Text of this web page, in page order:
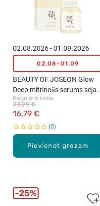
Pievienot grozam
02.08.2026 - 01.09.2026
02.08-01.09
BEAUTY OF JOSEON Glow
Deep mitrinošs serums sejas
ādas mirdzumam, 30ml
Regulārā cena
16,79 €
23,99 €
0
25%